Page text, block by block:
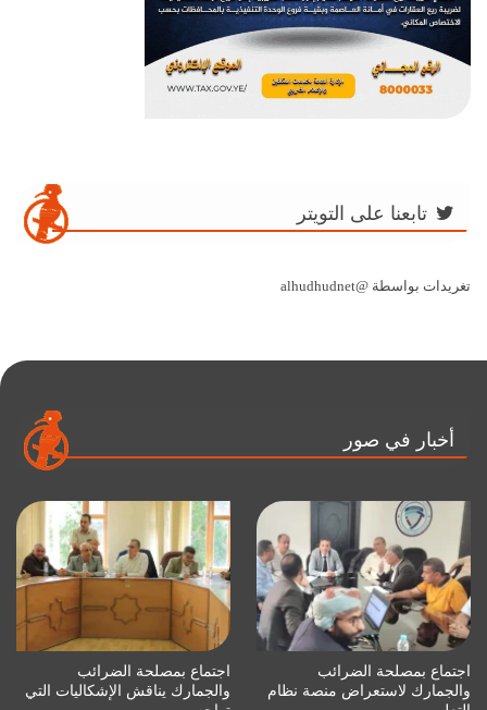
تابعنا على التويتر
تغريدات بواسطة @alhudhudnet
أخبار في صور
اجتماع بمصلحة الضرائب
والجمارك لاستعراض منصة نظام
اجتماع بمصلحة الضرائب
والجمارك يناقش الإشكاليات التي